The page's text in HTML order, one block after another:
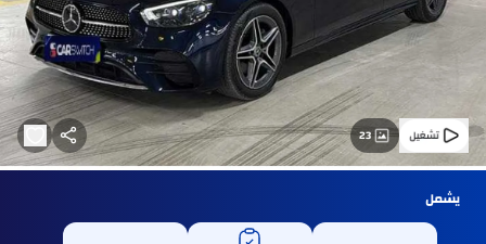
23
يشمل